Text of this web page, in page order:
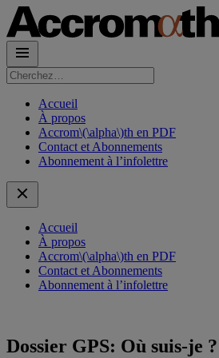
Rechercher :
Accueil
À propos
Accrom\(\alpha\)th en PDF
Contact et Abonnements
Abonnement à l’infolettre
Accueil
À propos
Accrom\(\alpha\)th en PDF
Contact et Abonnements
Abonnement à l’infolettre
Dossier GPS: Où suis-je ?